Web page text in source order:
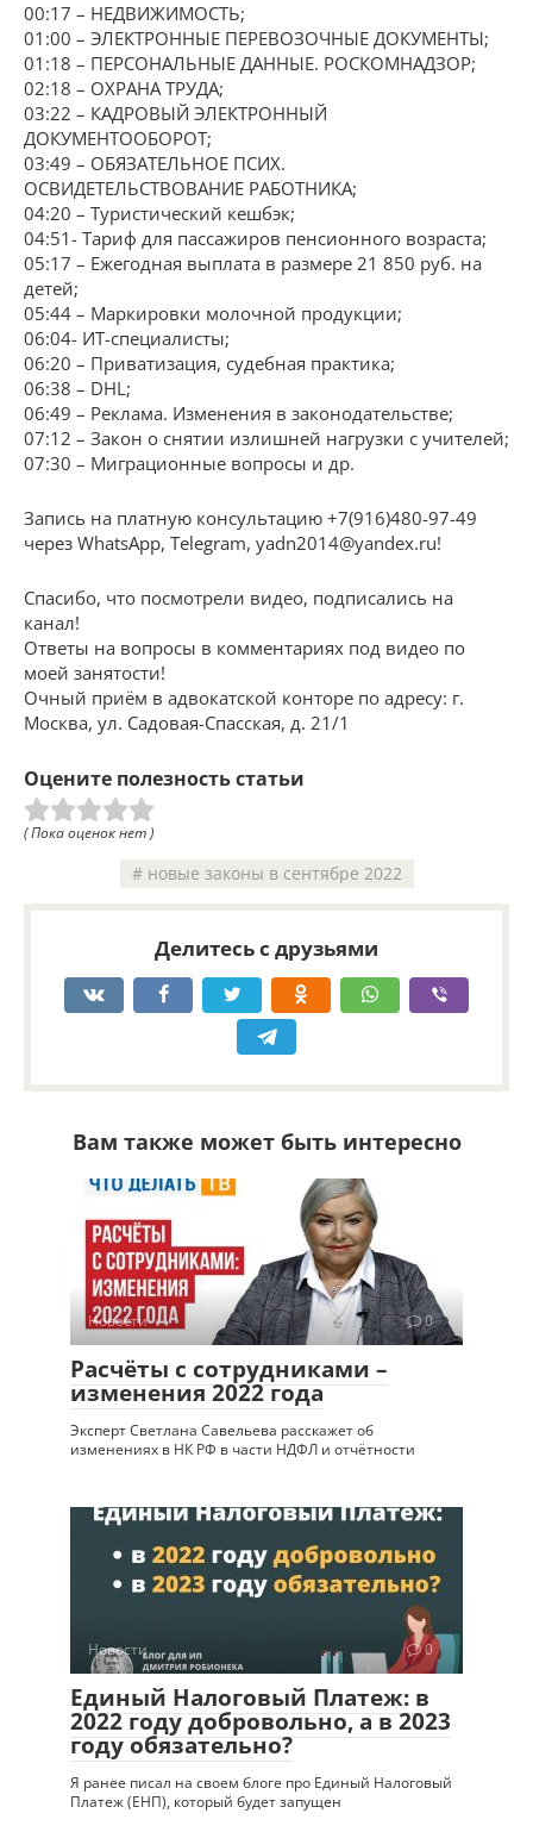
00:17 – НЕДВИЖИМОСТЬ;
01:00 – ЭЛЕКТРОННЫЕ ПЕРЕВОЗОЧНЫЕ ДОКУМЕНТЫ;
01:18 – ПЕРСОНАЛЬНЫЕ ДАННЫЕ. РОСКОМНАДЗОР;
02:18 – ОХРАНА ТРУДА;
03:22 – КАДРОВЫЙ ЭЛЕКТРОННЫЙ
ДОКУМЕНТООБОРОТ;
03:49 – ОБЯЗАТЕЛЬНОЕ ПСИХ.
ОСВИДЕТЕЛЬСТВОВАНИЕ РАБОТНИКА;
04:20 – Туристический кешбэк;
04:51- Тариф для пассажиров пенсионного возраста;
05:17 – Ежегодная выплата в размере 21 850 руб. на
детей;
05:44 – Маркировки молочной продукции;
06:04- ИТ-специалисты;
06:20 – Приватизация, судебная практика;
06:38 – DHL;
06:49 – Реклама. Изменения в законодательстве;
07:12 – Закон о снятии излишней нагрузки с учителей;
07:30 – Миграционные вопросы и др.
Запись на платную консультацию +7(916)480-97-49
через WhatsApp, Telegram, yadn2014@yandex.ru!
Спасибо, что посмотрели видео, подписались на
канал!
Ответы на вопросы в комментариях под видео по
моей занятости!
Очный приём в адвокатской конторе по адресу: г.
Москва, ул. Садовая-Спасcкая, д. 21/1
Оцените полезность статьи
( Пока оценок нет )
новые законы в сентябре 2022
Делитесь с друзьями
Вам также может быть интересно
Новости 0
Расчёты с сотрудниками –
изменения 2022 года
Эксперт Светлана Савельева расскажет об
изменениях в НК РФ в части НДФЛ и отчётности
Новости 0
Единый Налоговый Платеж: в
2022 году добровольно, а в 2023
году обязательно?
Я ранее писал на своем блоге про Единый Налоговый
Платеж (ЕНП), который будет запущен